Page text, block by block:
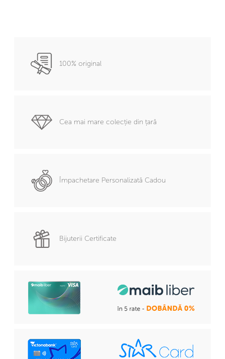
100% original
Cea mai mare colecție din țară
Împachetare Personalizată Cadou
Bijuterii Certificate